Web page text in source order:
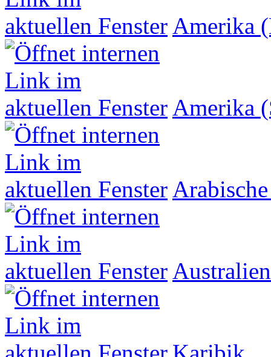
Amerika
Amerika
Australien